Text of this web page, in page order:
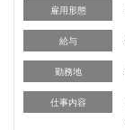
雇用形態
給与
勤務地
仕事内容